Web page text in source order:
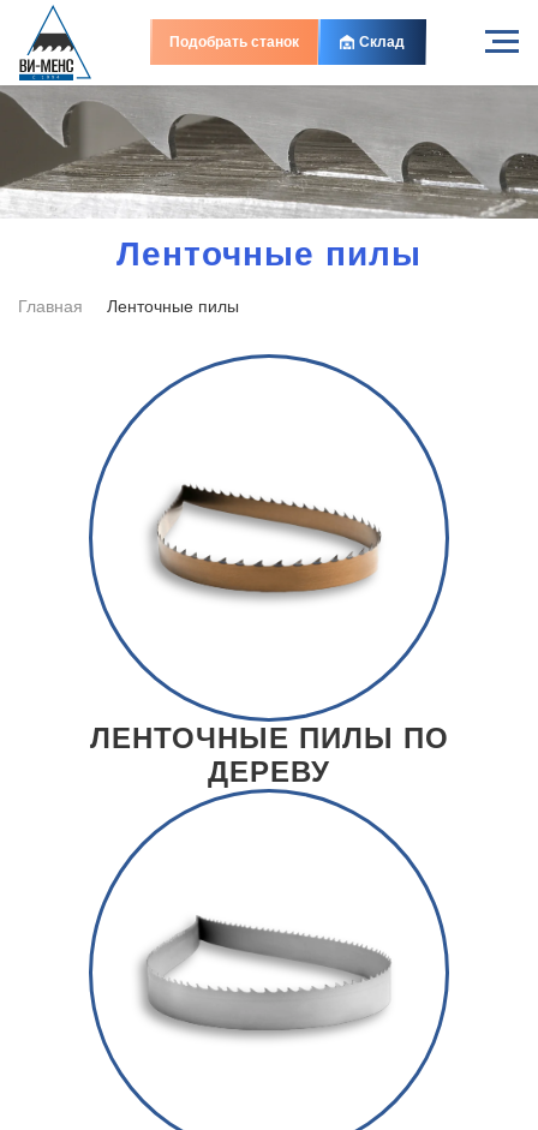
Подобрать станок Склад
Ленточные пилы
Главная Ленточные пилы
ЛЕНТОЧНЫЕ ПИЛЫ ПО
ДЕРЕВУ